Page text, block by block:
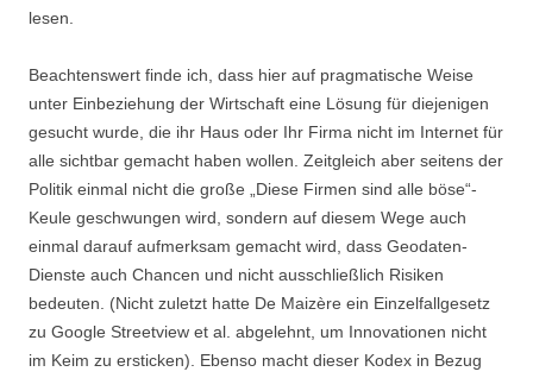
lesen.
Beachtenswert finde ich, dass hier auf pragmatische Weise
unter Einbeziehung der Wirtschaft eine Lösung für diejenigen
gesucht wurde, die ihr Haus oder Ihr Firma nicht im Internet für
alle sichtbar gemacht haben wollen. Zeitgleich aber seitens der
Politik einmal nicht die große „Diese Firmen sind alle böse“-
Keule geschwungen wird, sondern auf diesem Wege auch
einmal darauf aufmerksam gemacht wird, dass Geodaten-
Dienste auch Chancen und nicht ausschließlich Risiken
bedeuten. (Nicht zuletzt hatte De Maizère ein Einzelfallgesetz
zu Google Streetview et al. abgelehnt, um Innovationen nicht
im Keim zu ersticken). Ebenso macht dieser Kodex in Bezug